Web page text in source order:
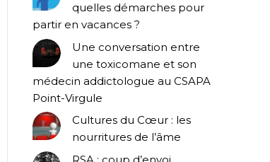
quelles démarches pour
partir en vacances ?
Une conversation entre
une toxicomane et son
médecin addictologue au CSAPA
Point-Virgule
Cultures du Cœur : les
nourritures de l’âme